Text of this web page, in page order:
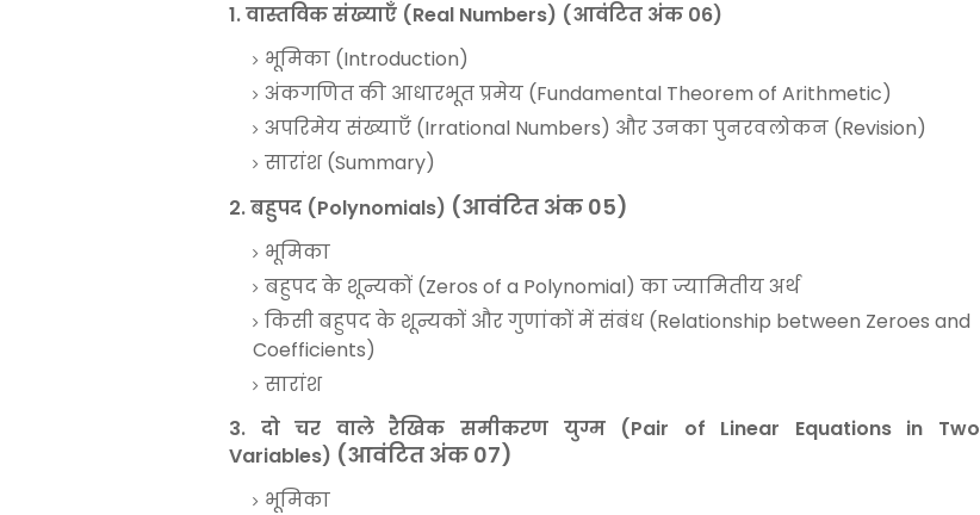
1. वास्तविक संख्याएँ (Real Numbers) (आवंटित अंक 06)
भूमिका (Introduction)
अंकगणित की आधारभूत प्रमेय (Fundamental Theorem of Arithmetic)
अपरिमेय संख्याएँ (Irrational Numbers) और उनका पुनरवलोकन (Revision)
सारांश (Summary)
2. बहुपद (Polynomials) (आवंटित अंक 05)
भूमिका
बहुपद के शून्यकों (Zeros of a Polynomial) का ज्यामितीय अर्थ
किसी बहुपद के शून्यकों और गुणांकों में संबंध (Relationship between Zeroes and
Coefficients)
सारांश
3. दो चर वाले रैखिक समीकरण युग्म (Pair of Linear Equations in Two
Variables) (आवंटित अंक 07)
भूमिका